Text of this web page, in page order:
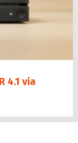
4.1 via